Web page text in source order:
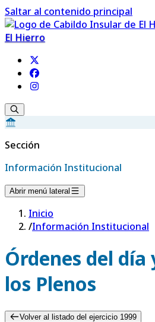
Saltar al contenido principal
El Hierro
Sección
Información Institucional
Abrir menú lateral
Inicio
/Información Institucional
Órdenes del día
los Plenos
Volver al listado del ejercicio 1999